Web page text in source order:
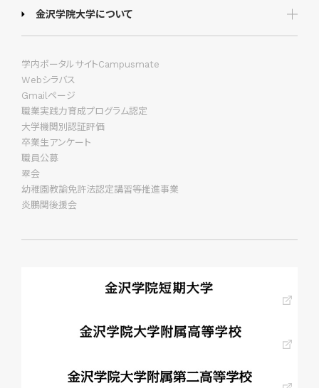
金沢学院大学について
学内ポータルサイトCampusmate
Webシラバス
Gmailページ
職業実践力育成プログラム認定
大学機関別認証評価
卒業生アンケート
職員公募
翠会
幼稚園教諭免許法認定講習等推進事業
炎鵬関後援会